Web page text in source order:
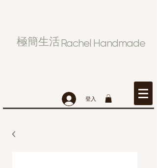
極簡生活Rachel Handmade
登入